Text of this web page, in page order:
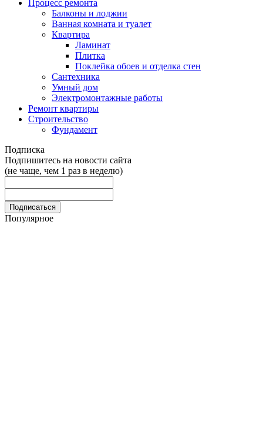
Процесс ремонта
Балконы и лоджии
Ванная комната и туалет
Квартира
Ламинат
Плитка
Поклейка обоев и отделка стен
Сантехника
Умный дом
Электромонтажные работы
Ремонт квартиры
Строительство
Фундамент
Подписка
Подпишитесь на новости сайта
(не чаще, чем 1 раз в неделю)
Популярное